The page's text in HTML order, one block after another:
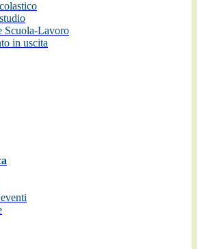
Scuola-Lavoro
in uscita